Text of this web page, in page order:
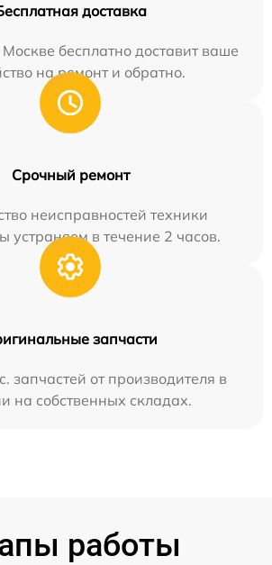
доставка
бесплатно доставит ваше
на ремонт и обратно.
Срочный ремонт
неисправностей техники
устраняем в течение 2 часов.
запчасти
запчастей от производителя в
на собственных складах.
работы